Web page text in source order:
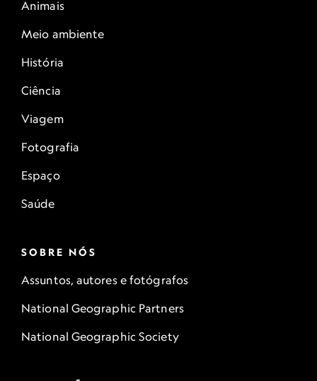
Animais
Meio ambiente
História
Ciência
Viagem
Fotografia
Espaço
Saúde
SOBRE NÓS
Assuntos, autores e fotógrafos
National Geographic Partners
National Geographic Society